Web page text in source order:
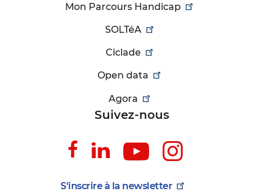
Mon Parcours Handicap
SOLTéA
Ciclade
Open data
Agora
Suivez-nous
Suivez-
nous
sur
Suivez-
nous
sur
Suivez-
nous
sur
Suivez-
nous
sur
S'inscrire à la newsletter